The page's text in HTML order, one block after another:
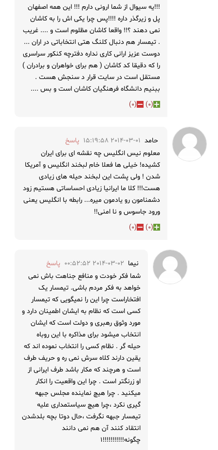
!!!یه سیوال از شما ارونی دارم !!! این همه اصفهان
پل و زیرگذر داره !!!!پس چرا یکی اش را به کاشان
نمی دهند ؟!! واقعا کاشان مظلوم است و .... غریب
. تیمسار هم دنبال کلنگ هتی انتخاباتی در اران ...
دوست عزیز ارانی کاری نداره دفترچه کنکور سراسری
را که دقیقا کد کاشان ( هم برای خواهران و برادران )
مستقل است در سایت قرار د سنجش هست .
ببنیم دانشگاه فرهنگیان کاشان است و بس ....
(
0
)
(
0
)
حامد 2014-03-01 15:19:58
پاسخ
معلوم نیس انگلیس چه نقشه ای برای ایران
کشیده! خیلی ها فعلا خام لبخند انگلیس و آمریکا
شدن ! ولی پشت این لبخند حیله های زیادی
هست!!! کلا ما ایرانیا زیادی احساساتی هستیم زود
دشمنامون رو یادمون میره... رابطه با انگلیس یعنی
ورود جاسوس و نا امنی!!
(
0
)
(
0
)
نیما 2014-03-02 00:52:52
پاسخ
شما فکر خودت و منافع جناهت باش نمی
خواهد به فکر مردم باشی. تیمسار یک
افتخاراست چرا این را نمیگویی که تیمسار
کسی است که نظام به ایشان اطمینان دارد و
مورد وثوق رهبری و دولت است که ایشان
انتخاب میشود برای مذاکره با این روباه
حیله گر . نظام کسی را انتخاب نموده اند که
یقین دارند کلاه سرش نمی ره و حریف طرف
است و هرچند که مکار باشد طرف ایرانی از
او زرنگتر است . چرا این واقعیت را انکار
میکنید . چرا هیچ نماینده مجلس جبهه
گیری نکرد ،چرا هیچ سیاستمداری علیه
تیمسار جبهه نگرفت ،حال دوتا بچه بلدشدن
انتقاد کنند آن هم نمی دانند
چگونه!!!!!!!!!!!1